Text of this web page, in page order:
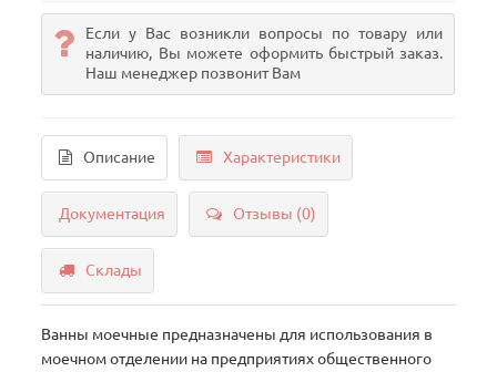
Если у Вас возникли вопросы по товару или
наличию, Вы можете оформить быстрый заказ.
Наш менеджер позвонит Вам
Описание Характеристики
Документация Отзывы (0)
Склады
Ванны моечные предназначены для использования в
моечном отделении на предприятиях общественного